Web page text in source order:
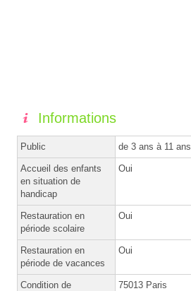
Informations
Public de 3 ans à 11 ans
Accueil des enfants
en situation de
handicap
Oui
Restauration en
période scolaire
Oui
Restauration en
période de vacances
Oui
Condition de
75013 Paris